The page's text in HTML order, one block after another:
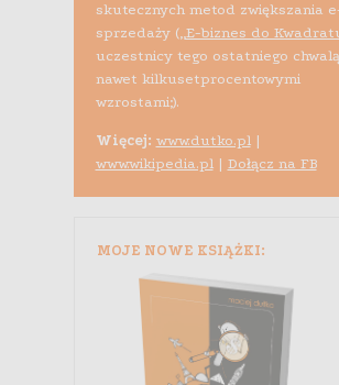
skutecznych metod zwiększania
sprzedaży („E-biznes do
uczestnicy tego ostatniego
nawet kilkusetprocentowymi
wzrostami;).
Więcej: www.dutko.pl|
www.wikipedia.pl| Dołącz na FB
MOJE NOWE KSIĄŻKI: